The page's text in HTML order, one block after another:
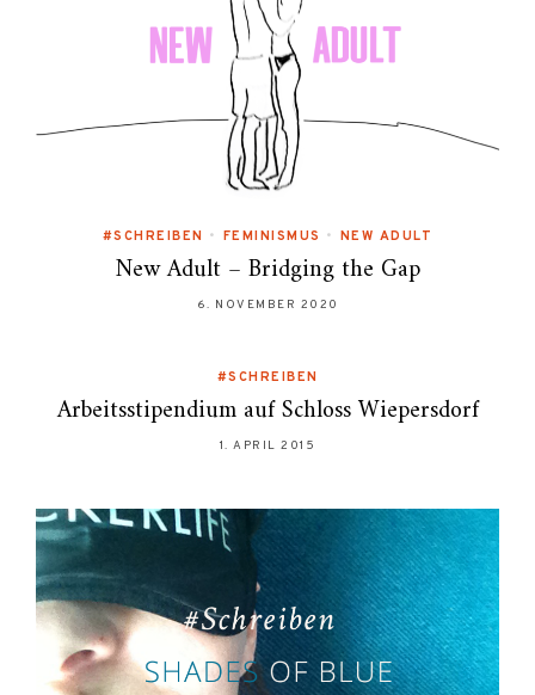
#SCHREIBEN • FEMINISMUS • NEW ADULT
New Adult – Bridging the Gap
6. NOVEMBER 2020
#SCHREIBEN
Arbeitsstipendium auf Schloss Wiepersdorf
1. APRIL 2015